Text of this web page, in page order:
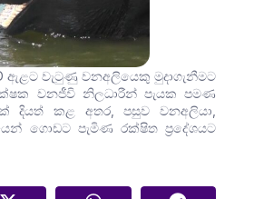
වැටුණු වනඅලියෙකු මුදාගැනීමට
වනජීවි නිලධාරීන් පැයක පමණ
දියත් කළ අතර, පසුව වනඅලියා,
ගොඩට පැමිණ රක්ෂිත ප්‍රදේශයට